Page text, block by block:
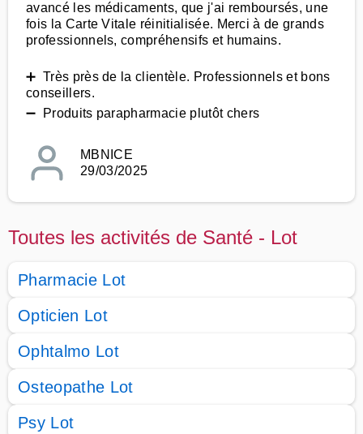
avancé les médicaments, que j'ai remboursés, une
fois la Carte Vitale réinitialisée. Merci à de grands
professionnels, compréhensifs et humains.
➕ Très près de la clientèle. Professionnels et bons
conseillers.
➖ Produits parapharmacie plutôt chers
MBNICE
29/03/2025
Toutes les activités de Santé - Lot
Pharmacie Lot
Opticien Lot
Ophtalmo Lot
Osteopathe Lot
Psy Lot